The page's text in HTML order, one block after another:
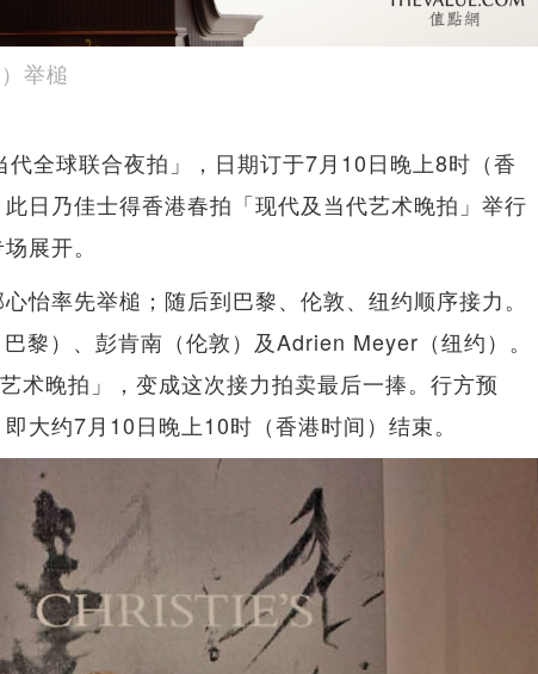
举槌
全球联合夜拍」，日期订于7月10日晚上8时（香
日乃佳士得香港春拍「现代及当代艺术晚拍」举行
展开。
怡率先举槌；随后到巴黎、伦敦、纽约顺序接力。
黎）、彭肯南（伦敦）及Adrien Meyer（纽约）。
术晚拍」，变成这次接力拍卖最后一捧。行方预
大约7月10日晚上10时（香港时间）结束。